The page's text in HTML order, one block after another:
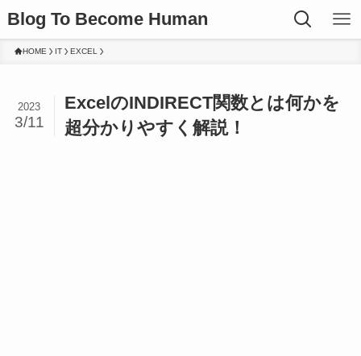
Blog To Become Human
HOME IT EXCEL
ExcelのINDIRECT関数とは何かを
超分かりやすく解説！
2023
3/11